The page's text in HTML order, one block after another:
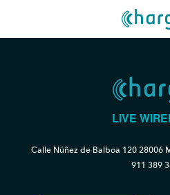
LIVE
Calle Núñez de Balboa 12028006
911 389